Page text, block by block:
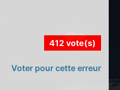
412 vote(s)
Voter pour cette erreur